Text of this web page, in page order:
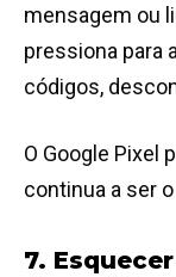
mensagem ou
pressiona para
códigos,
O Google Pixel
continua a ser
7.